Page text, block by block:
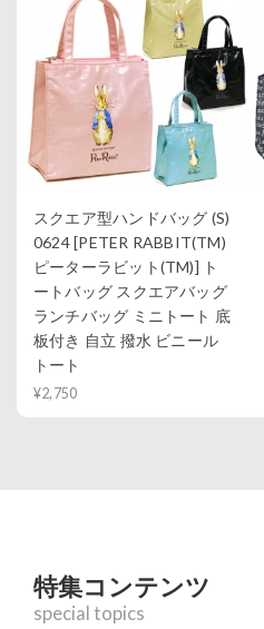
スクエア型ハンドバッグ (S)
0624 [PETER RABBIT(TM)
ピーターラビット(TM)] ト
ートバッグ スクエアバッグ
ランチバッグ ミニトート 底
板付き 自立 撥水 ビニール
トート
¥2,750
特集コンテンツ
special topics